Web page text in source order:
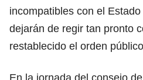
incompatibles con el
dejarán de regir tan pronto
restablecido el orden
En la jornada del consejo